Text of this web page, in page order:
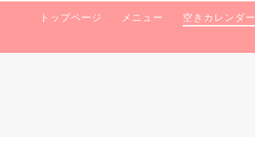
トップページ メニュー 空きカレンダー